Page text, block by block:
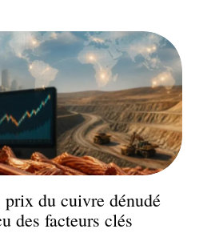
du cuivre dénudé
des facteurs clés